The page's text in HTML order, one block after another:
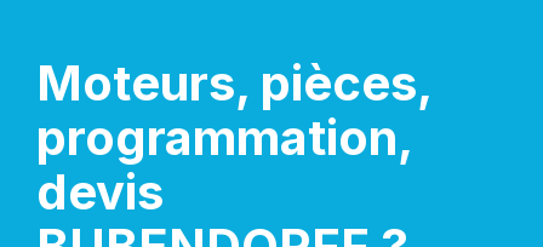
Moteurs, pièces,
programmation,
devis